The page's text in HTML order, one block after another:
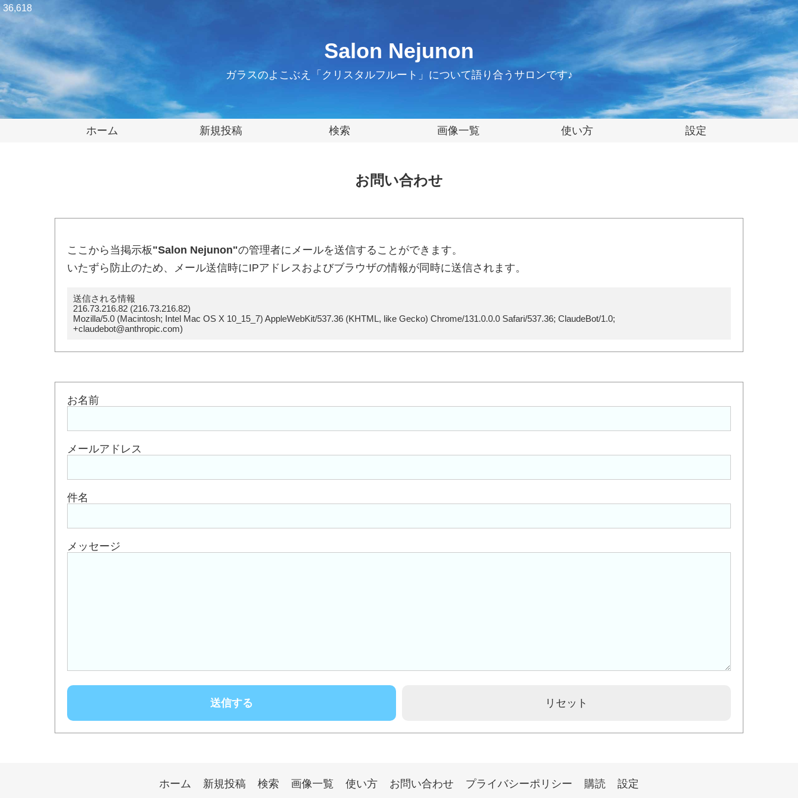
Salon Nejunon
ガラスのよこぶえ「クリスタルフルート」について語り合うサロンです♪
ホーム 新規投稿 検索 画像一覧 使い方 設定
36,618
お問い合わせ
ここから当掲示板"Salon Nejunon"の管理者にメールを送信することができます。
いたずら防止のため、メール送信時にIPアドレスおよびブラウザの情報が同時に送信されます。
送信される情報
216.73.216.82 (216.73.216.82)
Mozilla/5.0 (Macintosh; Intel Mac OS X 10_15_7) AppleWebKit/537.36 (KHTML, like Gecko) Chrome/131.0.0.0 Safari/537.36; ClaudeBot/1.0;
+claudebot@anthropic.com)
お名前
メールアドレス
件名
メッセージ
ホーム 新規投稿 検索 画像一覧 使い方 お問い合わせ プライバシーポリシー 購読 設定